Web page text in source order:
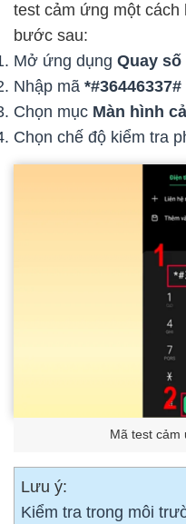
test cảm ứng một cách
bước sau:
Mở ứng dụng Quay số
Nhập mã *#36446337#
Chọn mục Màn hình
Chọn chế độ kiểm tra
Mã test
Lưu ý:
Kiểm tra trong môi